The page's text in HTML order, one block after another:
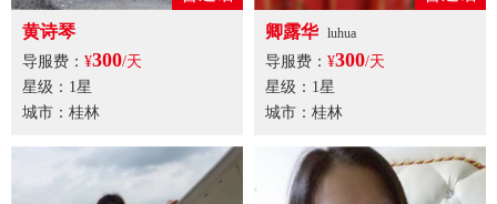
黄诗琴
导服费： ¥300/天
星级：1星
城市：桂林
卿露华 luhua
导服费： ¥300/天
星级：1星
城市：桂林